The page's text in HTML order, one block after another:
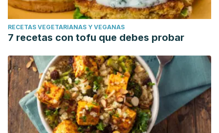
RECETAS VEGETARIANAS Y VEGANAS
7 recetas con tofu que debes probar